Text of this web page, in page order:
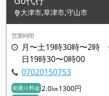
大津市,草津市,守山市
営業時間
月〜土19時30時〜2時
日19時30〜0時00
07020150753
初乗り料金 2.0㎞1300円